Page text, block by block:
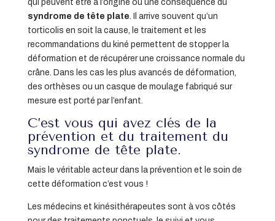
qui peuvent être à l’origine ou une conséquence du
syndrome de tête plate . Il arrive souvent qu’un
torticolis en soit la cause, le traitement et les
recommandations du kiné permettent de stopper la
déformation et de récupérer une croissance normale du
crâne. Dans les cas les plus avancés de déformation,
des orthèses ou un casque de moulage fabriqué sur
mesure est porté par l’enfant.
C’est vous qui avez clés de la
prévention et du traitement du
syndrome de tête plate.
Mais le véritable acteur dans la prévention et le soin de
cette déformation c’est vous !
Les médecins et kinésithérapeutes sont à vos côtés